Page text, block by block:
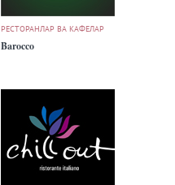
РЕСТОРАНЛАР ВА КАФЕЛАР
Barocco